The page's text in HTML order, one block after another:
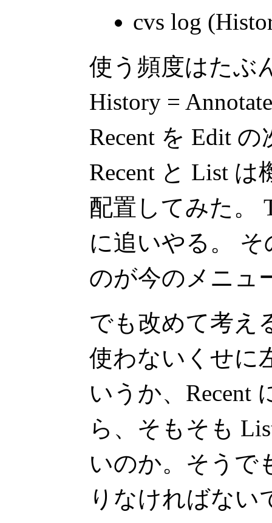
cvs log
使う頻度はたぶ
History =
Recent を Edit
Recent と List
配置してみた。
に追いやる。
のが今のメニュ
でも改めて考え
使わないくせに
いうか、Recent
ら、そもそも
いのか。そうで
りなければない